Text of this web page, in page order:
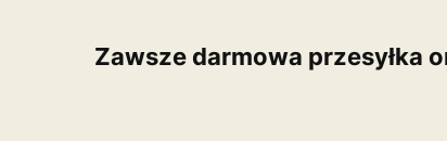
Zawsze darmowa przesyłka